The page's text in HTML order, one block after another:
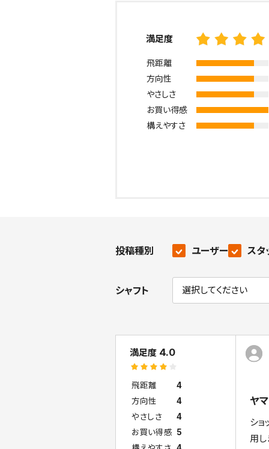
満足度
飛距離
方向性
やさしさ
お買い得感
構えやすさ
投稿種別 ユーザー スタ
シャフト
満足度 4.0
飛距離
4
方向性
4
やさしさ
4
お買い得感 5
ヤ
ショ
用し